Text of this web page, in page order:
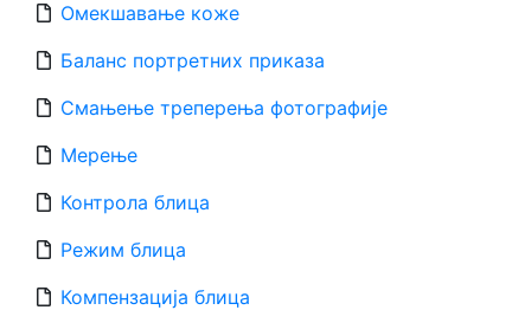
Омекшавање коже
Баланс портретних приказа
Смањење треперења фотографије
Мерење
Контрола блица
Режим блица
Компензација блица